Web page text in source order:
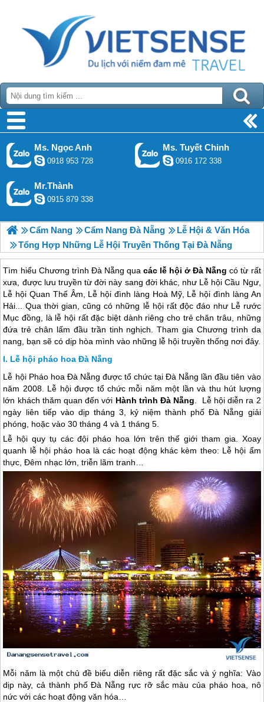
Ms. Ngọc Anh
0918 953 728
Ms. Tuyết Chinh
0916 172 338
Mr.Thành
0915 879 338
Cẩm Nang Cẩm Nang Đà Nẵng
Lễ Hội & Văn Hóa
Tổng Hợp Những Lễ Hội Truyền Thống Tại Đà Nẵng
Tìm hiểu Chương trình Đà Nẵng qua các lễ hội ở Đà Nẵng có từ rất
xưa, được lưu truyền từ đời này sang đời khác, như Lễ hội Cầu Ngư,
Lễ hội Quan Thế Âm, Lễ hội đình làng Hoà Mỹ, Lễ hội đình làng An
Hải... Qua thời gian, cũng có những lễ hội rất độc đáo như Lễ rước
Mục đồng, là lễ hội rất đặc biệt dành riêng cho trẻ chăn trâu, những
đứa trẻ chân lấm đầu trần tinh nghịch. Tham gia Chương trình da
nang, bạn sẽ có dịp hòa mình vào những lễ hội truyền thống nơi đây.
Lễ hội pháo hoa Đà Nẵng
Lễ hội Pháo hoa Đà Nẵng được tổ chức tạiĐà Nẵng lần đầu tiên vào
năm 2008. Lễ hội được tổ chức mỗi năm một lần và thu hút lượng
lớn khách thăm quan đến với Hành trình Đà Nẵng. Lễ hội diễn ra 2
ngày liên tiếp vào dịp tháng 3, kỷ niệm thành phốĐà Nẵng giải
phóng, hoặc vào 30 tháng 4 và 1 tháng 5.
Lễ hội quy tụ các đội pháo hoa lớn trên thế giới tham gia. Xoay
quanh lễ hội pháo hoa là các hoạt động khác kèm theo: Lễ hội ẩm
thực, Đêm nhạc lớn, triễn lãm tranh…
Mỗi năm là một chủ đề biểu diễn riêng rất đặc sắc và ý nghĩa: Vào
dịp này, cả thành phốĐà Nẵng rực rỡ sắc màu của pháo hoa, nô
nức với các hoạt động văn hóa…